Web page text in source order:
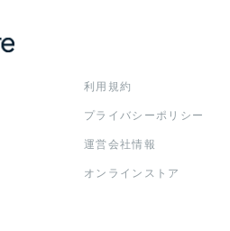
利用規約
プライバシーポリシー
運営会社情報
オンラインストア